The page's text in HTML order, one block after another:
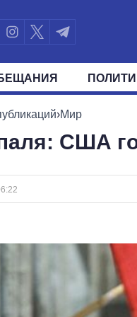
ПРЕЗИДЕНТ И
›Мир
США